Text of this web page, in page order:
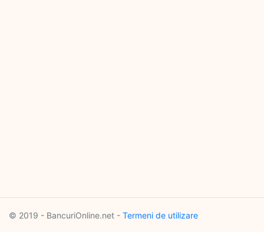
© 2019 - BancuriOnline.net - Termeni de utilizare